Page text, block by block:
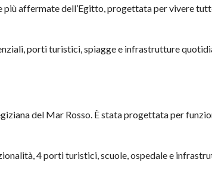
affermate dell’Egitto, progettata per vivere
porti turistici, spiagge e infrastrutture
del Mar Rosso. È stata progettata per
4 porti turistici, scuole, ospedale e